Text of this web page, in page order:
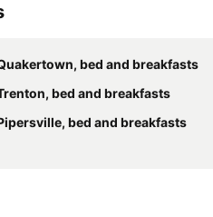
bed and breakfasts
bed and breakfasts
bed and breakfasts